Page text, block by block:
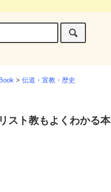
> 伝道・宣教・歴史
スト教もよくわかる本